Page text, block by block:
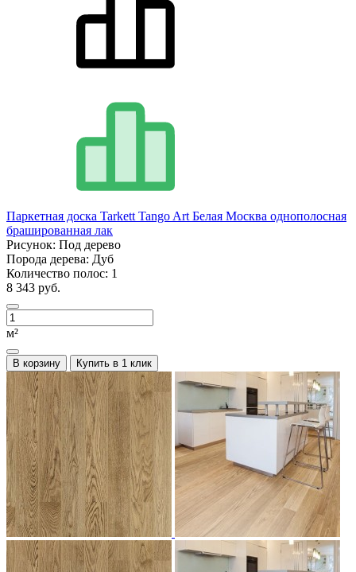
Паркетная доска Tarkett Tango Art Белая Москва однополосная
брашированная лак
Рисунок: Под дерево
Порода дерева: Дуб
Количество полос: 1
8 343 руб.
м²
В корзину Купить в 1 клик